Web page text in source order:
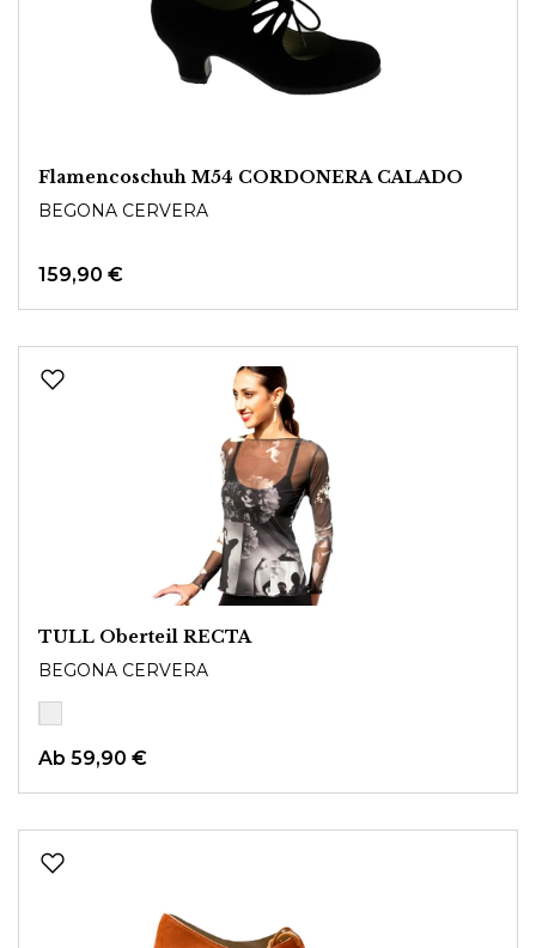
Flamencoschuh M54 CORDONERA CALADO
BEGONA CERVERA
159,90 €
TULL Oberteil RECTA
BEGONA CERVERA
Ab 59,90 €